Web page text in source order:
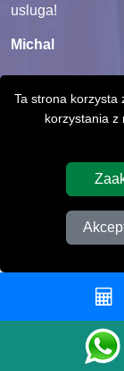
Ta strona korzysta
korzystania z
usluga!
Michal
Peterborough